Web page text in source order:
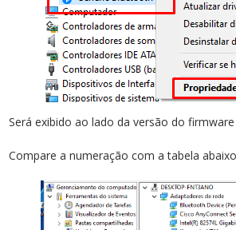
Será exibido ao lado da versão do
Compare a numeração com a tabela